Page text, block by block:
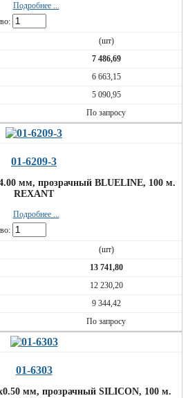
Подробнее ...
(шт)
7 486,69
6 663,15
5 090,95
По запросу
01-6209-3
мм, прозрачный BLUELINE, 100 м.
REXANT
Подробнее ...
(шт)
13 741,80
12 230,20
9 344,42
По запросу
01-6303
мм, прозрачный SILICON, 100 м.